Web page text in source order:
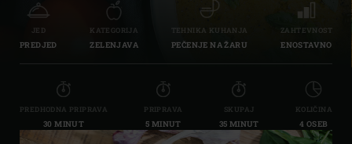
JED
PREDJED
KATEGORIJA
ZELENJAVA
TEHNIKA KUHANJA
PEČENJE NA ŽARU
ZAHTEVNOST
ENOSTAVNO
PREDHODNA PRIPRAVA
30 MINUT
PRIPRAVA
5 MINUT
SKUPAJ
35 MINUT
KOLIČINA
4 OSEB